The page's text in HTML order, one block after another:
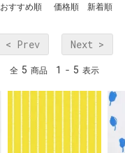
おすすめ順 価格順 新着順
< Prev Next >
全 5 商品 1 - 5 表示